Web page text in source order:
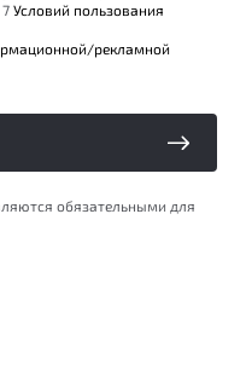
Условий пользования
рекламной
обязательными для